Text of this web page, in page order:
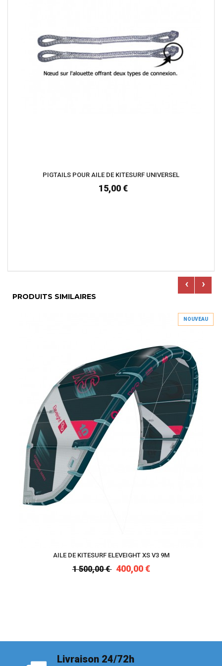
PIGTAILS POUR AILE DE KITESURF UNIVERSEL
15,00 €
PRODUITS SIMILAIRES
‹ ›
NOUVEAU
AILE DE KITESURF ELEVEIGHT XS V3 9M
1 500,00 € 400,00 €
Livraison 24/72h